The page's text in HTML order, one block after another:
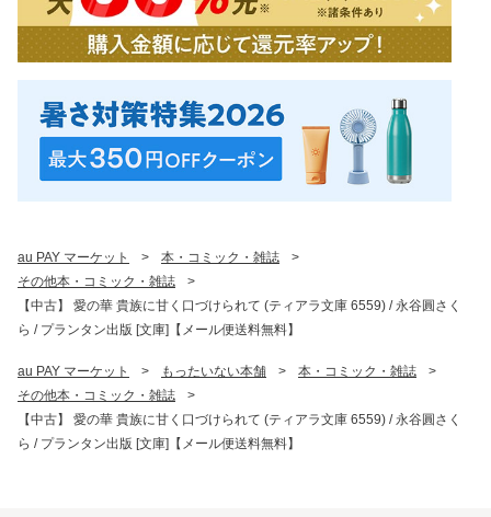
au PAY マーケット > 本・コミック・雑誌
>
その他本・コミック・雑誌
>
【中古】 愛の華 貴族に甘く口づけられて (ティアラ文庫 6559) / 永谷圓さく
ら / プランタン出版 [文庫]【メール便送料無料】
au PAY マーケット > もったいない本舗 > 本・コミック・雑誌
>
その他本・コミック・雑誌
>
【中古】 愛の華 貴族に甘く口づけられて (ティアラ文庫 6559) / 永谷圓さく
ら / プランタン出版 [文庫]【メール便送料無料】